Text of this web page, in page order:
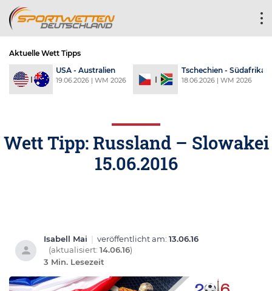
Aktuelle Wett Tipps
USA - Australien
19.06.2026 | WM 2026
Tschechien - Südafrika
18.06.2026 | WM 2026
Wett Tipp: Russland – Slowakei
15.06.2016
Isabell Mai | veröffentlicht am: 13.06.16
(aktualisiert: 14.06.16)
3 Min. Lesezeit